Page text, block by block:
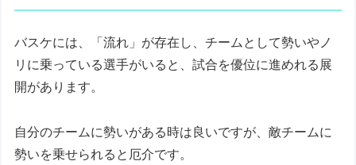
バスケには、「流れ」が存在し、チームとして勢いやノ
リに乗っている選手がいると、試合を優位に進めれる展
開があります。
自分のチームに勢いがある時は良いですが、敵チームに
勢いを乗せられると厄介です。